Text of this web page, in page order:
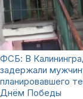
ФСБ: В
задержали
планировавшего
Днём Победы